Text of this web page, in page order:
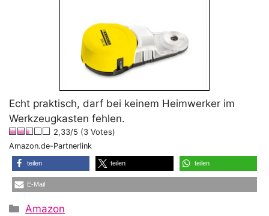
Echt praktisch, darf bei keinem Heimwerker im
Werkzeugkasten fehlen.
2,33/5 (3 Votes)
Amazon.de-Partnerlink
teilen teilen teilen
E-Mail
Kategorien
Amazon